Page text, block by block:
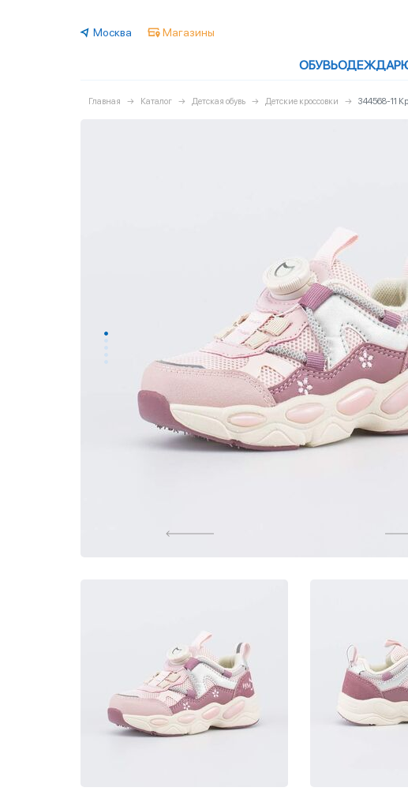
Москва Магазины
ОБУВЬОДЕЖДА
Главная Каталог Детская обувь Детские кроссовки 344568-11